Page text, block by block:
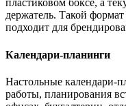
пластиковом боксе, а
держатель. Такой
подходит для
Календари-планинги
Настольные календари-
работы, планирования